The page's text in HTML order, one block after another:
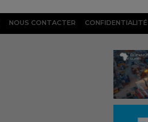
NOUS CONTACTER CONFIDENTIALITÉ